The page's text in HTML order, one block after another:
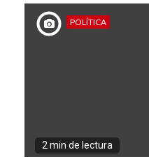
POLÍTICA
2 min de lectura